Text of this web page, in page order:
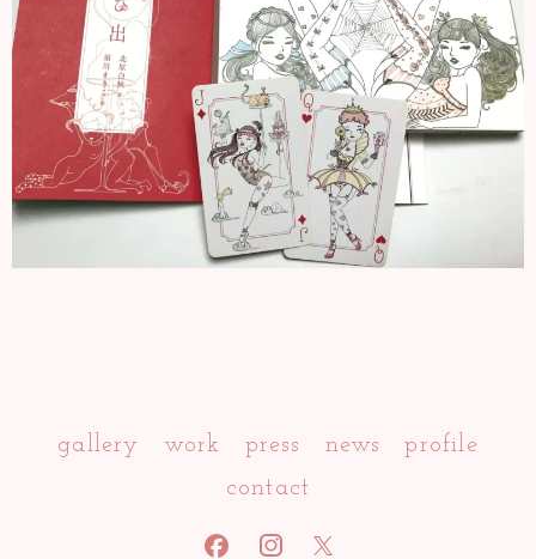
gallery work press news
profile
contact
facebookINSTAGRAM